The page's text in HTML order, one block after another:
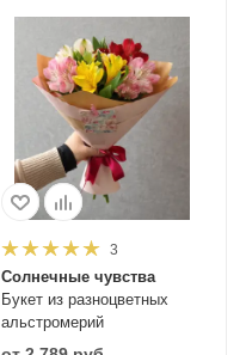
3
Букет из разноцветных
альстромерий
Солнечные чувства